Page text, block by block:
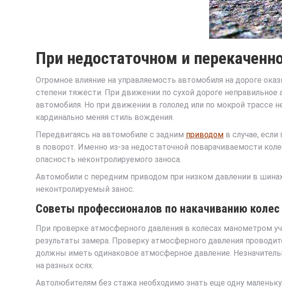
При недостаточном и
Огромное влияние на управляемость автомобиля на дороге
степени тяжести. При движении по сухой дороге
автомобиля. Но при движении в гололед или по мокрой трассе
кардинально меняя стиль вождения.
Передвигаясь на автомобиле с задним приводом в случае,
в поворот. Именно из-за недостаточной поварачиваемости
опасность неконтролируемого заноса.
Автомобили с передним приводом при низком давлении в
неконтролируемый занос.
Советы профессионалов по накачиванию колес
При проверке атмосферного давления в колесах манометром
результаты замера. Проверку атмосферного давления
должны иметь одинаковое атмосферное давление.
на разных осях.
Автолюбителям без стажа необходимо знать еще одну